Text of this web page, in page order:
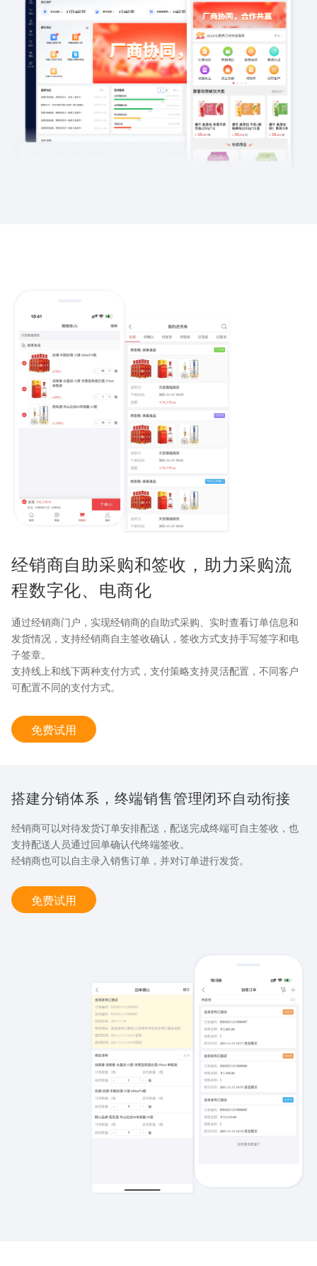
经销商自助采购和签收，助力采购流
程数字化、电商化
通过经销商门户，实现经销商的自助式采购、实时查看订单信息和
发货情况，支持经销商自主签收确认，签收方式支持手写签字和电
子签章。
支持线上和线下两种支付方式，支付策略支持灵活配置，不同客户
可配置不同的支付方式。
免费试用
搭建分销体系，终端销售管理闭环自动衔接
经销商可以对待发货订单安排配送，配送完成终端可自主签收，也
支持配送人员通过回单确认代终端签收。
经销商也可以自主录入销售订单，并对订单进行发货。
免费试用